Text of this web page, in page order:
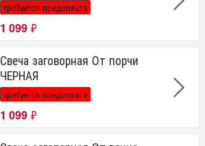
требуется предоплата
1 099 ₽
Свеча заговорная От порчи
ЧЕРНАЯ
требуется предоплата
1 099 ₽